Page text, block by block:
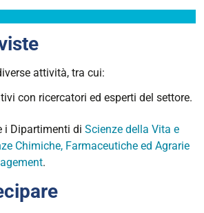
attività, tra cui:
con ricercatori ed esperti del settore.
i Dipartimenti di Scienze della Vita e
Chimiche, Farmaceutiche ed Agrarie
.